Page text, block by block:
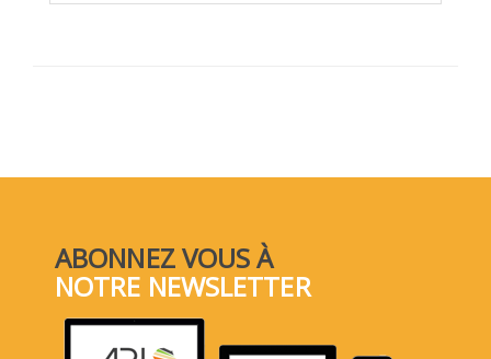
ABONNEZ VOUS À
NOTRE NEWSLETTER